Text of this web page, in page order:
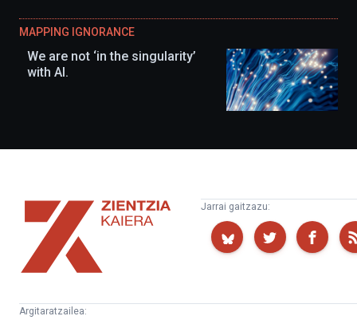
MAPPING IGNORANCE
We are not ‘in the singularity’
with AI.
Zientzia
Kaiera
Jarrai gaitzazu:
Argitaratzailea: